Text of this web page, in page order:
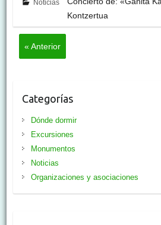
Noticias
Kontzertua
« Anterior
Categorías
Dónde dormir
Excursiones
Monumentos
Noticias
Organizaciones y asociaciones